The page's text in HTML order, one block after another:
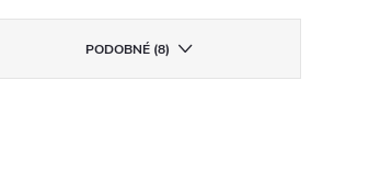
PODOBNÉ (8)